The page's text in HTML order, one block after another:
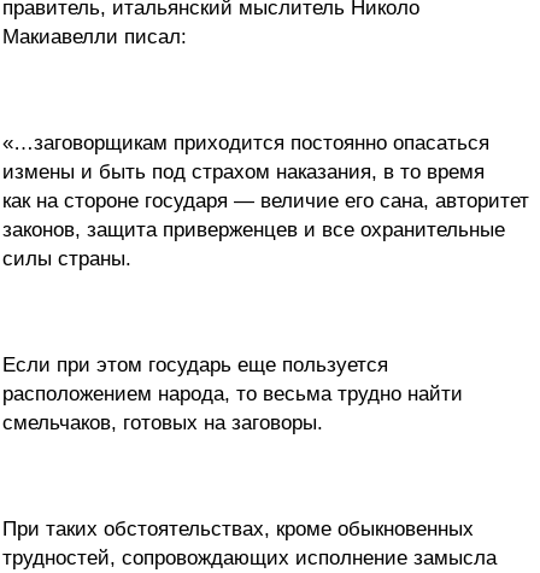
правитель, итальянский мыслитель Николо
Макиавелли писал:
«…заговорщикам приходится постоянно опасаться
измены и быть под страхом наказания, в то время
как на стороне государя — величие его сана, авторитет
законов, защита приверженцев и все охранительные
силы страны.
Если при этом государь еще пользуется
расположением народа, то весьма трудно найти
смельчаков, готовых на заговоры.
При таких обстоятельствах, кроме обыкновенных
трудностей, сопровождающих исполнение замысла